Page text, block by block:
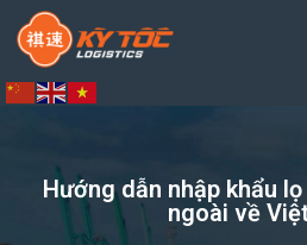
Hướng dẫn nhập khẩu
ngoài về